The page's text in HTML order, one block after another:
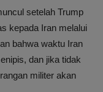
setelah Trump
kepada Iran melalui
bahwa waktu Iran
dan jika tidak
militer akan